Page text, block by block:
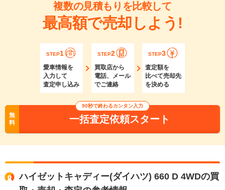
複数の見積もりを比較して
最高額で売却しよう!
STEP1
愛車情報を
入力して
査定申し込み
STEP2
買取店から
電話、メール
でご連絡
STEP3
査定額を
比べて売却先
を決める
無
料
90秒で終わるカンタン入力
一括査定依頼スタート
ハイゼットキャディー(ダイハツ) 660 D 4WDの買